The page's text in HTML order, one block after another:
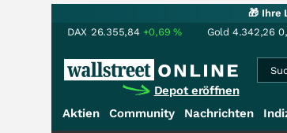
🎁 Ihre
DAX 26.355,84 +0,69% Gold 4.342,26
Depot eröffnen
Aktien Community Nachrichten